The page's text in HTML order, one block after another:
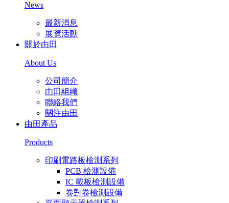
News
最新消息
展覽活動
關於由田
About Us
公司簡介
由田組織
聯絡我們
關注由田
由田產品
Products
印刷電路板檢測系列
PCB 檢測設備
IC 載板檢測設備
卷對卷檢測設備